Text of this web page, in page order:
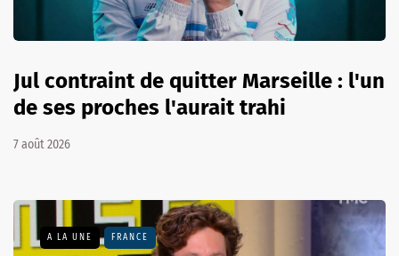
Jul contraint de quitter Marseille : l'un
de ses proches l'aurait trahi
7 août 2026
A LA UNE FRANCE